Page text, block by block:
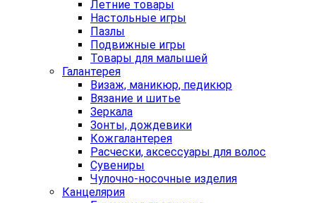
Летние товары
Настольные игры
Пазлы
Подвижные игры
Товары для малышей
Галантерея
Визаж, маникюр, педикюр
Вязание и шитье
Зеркала
Зонты, дождевики
Кожгалантерея
Расчески, аксессуары для волос
Сувениры
Чулочно-носочные изделия
Канцелярия